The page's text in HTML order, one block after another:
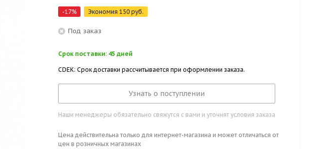
-17% Экономия 150 руб.
Под заказ
Срок поставки: 45 дней
CDEK: Срок доставки рассчитывается при оформлении заказа.
Узнать о поступлении
Наши менеджеры обязательно свяжутся с вами и уточнят условия заказа
Цена действительна только для интернет-магазина и может отличаться от
цен в розничных магазинах